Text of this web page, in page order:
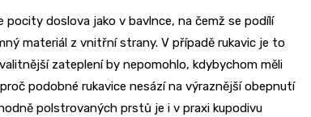
doslova jako v bavlnce, na čemž se podílí
materiál z vnitřní strany. V případě rukavic je to
zateplení by nepomohlo, kdybychom měli
podobné rukavice nesází na výraznější obepnutí
polstrovaných prstů je i v praxi kupodivu